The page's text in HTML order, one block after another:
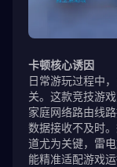
卡顿核心诱因
日常游玩过程中
关。这款竞技游
家庭网络路由线
数据接收不及时
道尤为关键，雷
能精准适配游戏